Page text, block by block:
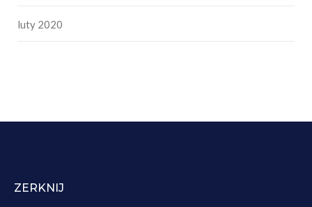
luty 2020
ZERKNIJ